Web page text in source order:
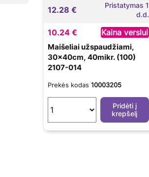
12.28 €
Pristatymas 1
d.d.
10.24 € Kaina verslui
Maišeliai užspaudžiami,
30x40cm, 40mikr. (100)
2107-014
Prekės kodas 10003205
Pridėti į
krepšelį